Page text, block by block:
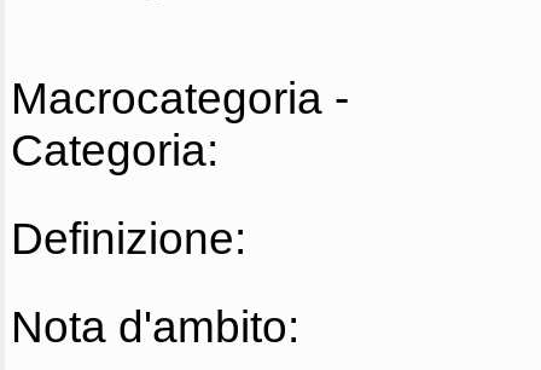
Macrocategoria -
Categoria:
Definizione:
Nota d'ambito: